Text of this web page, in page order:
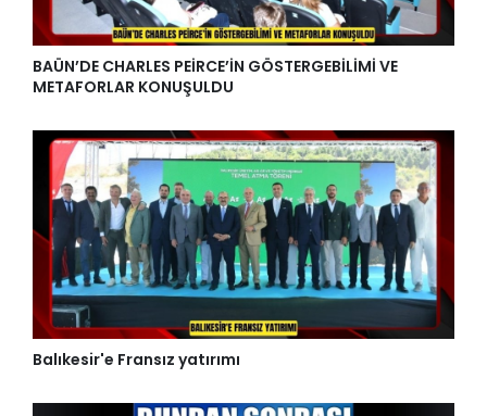
BAÜN’DE CHARLES PEİRCE’İN GÖSTERGEBİLİMİ VE
METAFORLAR KONUŞULDU
Balıkesir'e Fransız yatırımı